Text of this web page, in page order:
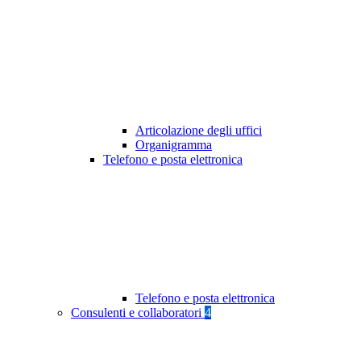
Articolazione degli uffici
Organigramma
Telefono e posta elettronica
Telefono e posta elettronica
Consulenti e collaboratori 4